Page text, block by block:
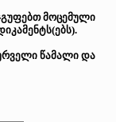
მოცემული
წამალი და